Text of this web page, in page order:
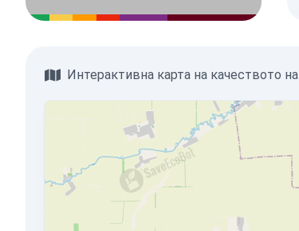
Интерактивна карта на качеството